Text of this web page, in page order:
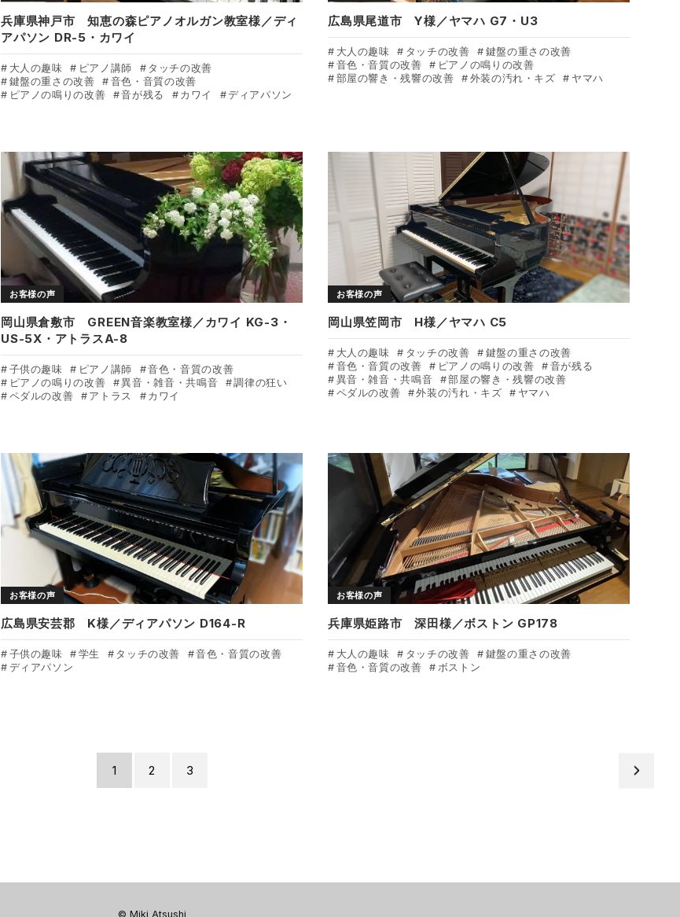
兵庫県神戸市 知恵の森ピアノオルガン教室様／ディ
アパソン DR-5・カワイ
大人の趣味 ピアノ講師
タッチの改善
鍵盤の重さの改善
音色・音質の改善
ピアノの鳴りの改善
音が残る カワイ ディアパソン
広島県尾道市 Y様／ヤマハ G7・U3
大人の趣味 タッチの改善
鍵盤の重さの改善
音色・音質の改善
ピアノの鳴りの改善
部屋の響き・残響の改善
外装の汚れ・キズ ヤマハ
お客様の声
岡山県倉敷市 GREEN音楽教室様／カワイ KG-3・
US-5X・アトラスA-8
子供の趣味 ピアノ講師
音色・音質の改善
ピアノの鳴りの改善
異音・雑音・共鳴音
調律の狂い
ペダルの改善
アトラス カワイ
お客様の声
岡山県笠岡市 H様／ヤマハ C5
大人の趣味 タッチの改善
鍵盤の重さの改善
音色・音質の改善
ピアノの鳴りの改善
音が残る
異音・雑音・共鳴音
部屋の響き・残響の改善
ペダルの改善
外装の汚れ・キズ ヤマハ
お客様の声
広島県安芸郡 K様／ディアパソン D164-R
子供の趣味 学生 タッチの改善
音色・音質の改善
ディアパソン
お客様の声
兵庫県姫路市 深田様／ボストン GP178
大人の趣味 タッチの改善
鍵盤の重さの改善
音色・音質の改善
ボストン
1 2 3
© Miki Atsushi